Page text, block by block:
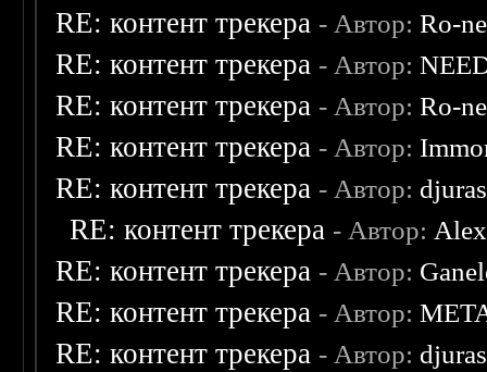
RE: контент трекера - Автор:Ro-
RE: контент трекера - Автор:
RE: контент трекера - Автор:Ro-
RE: контент трекера - Автор:
RE: контент трекера - Автор:
RE: контент трекера - Автор:
RE: контент трекера - Автор:
RE: контент трекера - Автор:
RE: контент трекера - Автор: